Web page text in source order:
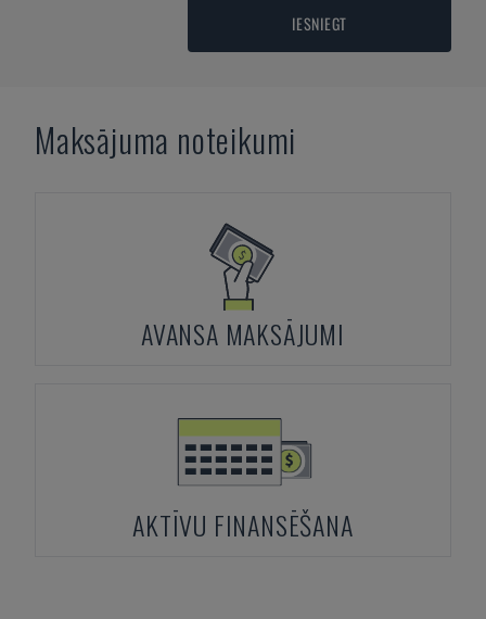
IESNIEGT
Maksājuma noteikumi
AVANSA MAKSĀJUMI
AKTĪVU FINANSĒŠANA